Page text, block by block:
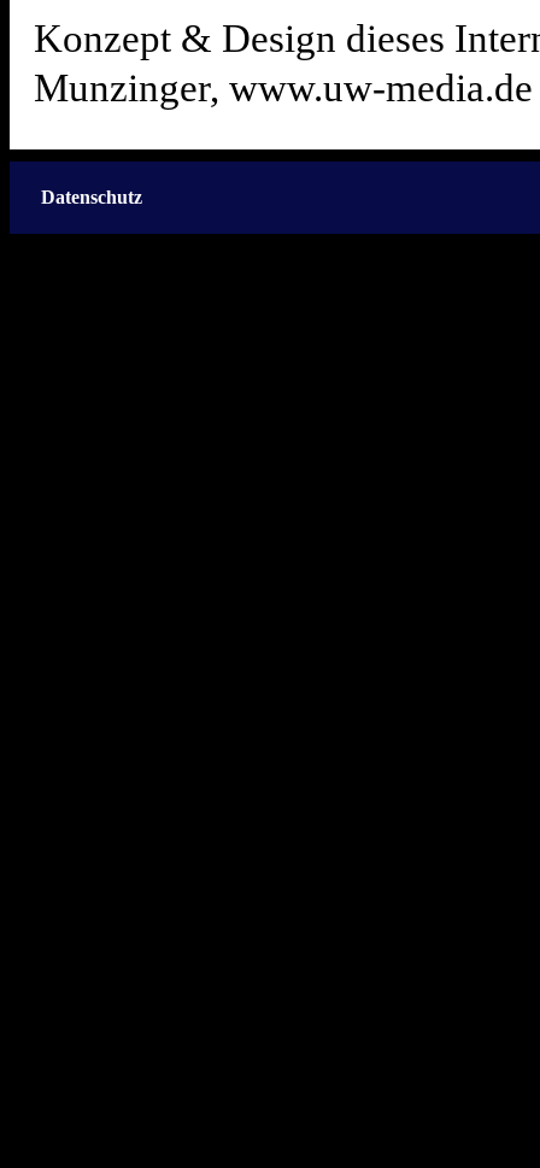
Konzept & Design dieses
Munzinger, www.uw-media.de
Datenschutz